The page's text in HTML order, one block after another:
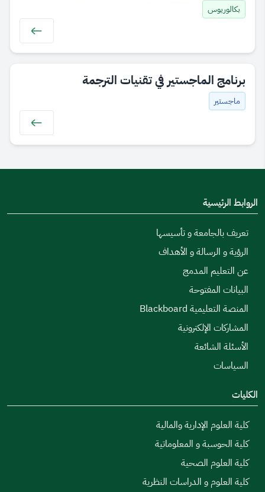
بكالوريوس
برنامج الماجستير في تقنيات الترجمة
ماجستير
الروابط الرئيسية
تعريف بالجامعة و تأسيسها
الرؤية و الرسالة و الأهداف
عن التعليم المدمج
البيانات المفتوحة
المنصة التعليمية Blackboard
المشاركات الإلكترونية
الأسئلة الشائعة
السياسات
الكليات
كلية العلوم الإدارية والمالية
كلية الحوسبة و المعلوماتية
كلية العلوم الصحية
كلية العلوم و الدراسات النظرية